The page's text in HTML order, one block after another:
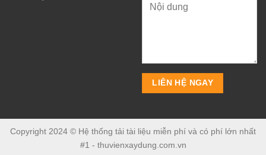
Copyright 2024 © Hệ thống tải tài liệu miễn phí và có phí lớn nhất
#1 - thuvienxaydung.com.vn